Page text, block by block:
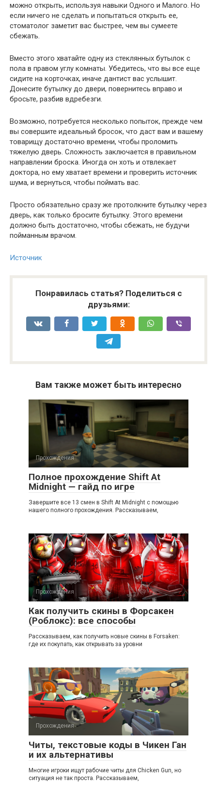
можно открыть, используя навыки Одного и Малого. Но
если ничего не сделать и попытаться открыть ее,
стоматолог заметит вас быстрее, чем вы сумеете
сбежать.
Вместо этого хватайте одну из стеклянных бутылок с
пола в правом углу комнаты. Убедитесь, что вы все еще
сидите на корточках, иначе дантист вас услышит.
Донесите бутылку до двери, повернитесь вправо и
бросьте, разбив вдребезги.
Возможно, потребуется несколько попыток, прежде чем
вы совершите идеальный бросок, что даст вам и вашему
товарищу достаточно времени, чтобы проломить
тяжелую дверь. Сложность заключается в правильном
направлении броска. Иногда он хоть и отвлекает
доктора, но ему хватает времени и проверить источник
шума, и вернуться, чтобы поймать вас.
Просто обязательно сразу же протолкните бутылку через
дверь, как только бросите бутылку. Этого времени
должно быть достаточно, чтобы сбежать, не будучи
пойманным врачом.
Источник
Понравилась статья? Поделиться с
друзьями:
Вам также может быть интересно
Прохождения
Полное прохождение Shift At
Midnight — гайд по игре
Завершите все 13 смен в Shift At Midnight с помощью
нашего полного прохождения. Рассказываем,
Прохождения
Как получить скины в Форсакен
(Роблокс): все способы
Рассказываем, как получить новые скины в Forsaken:
где их покупать, как открывать за уровни
Прохождения
Читы, текстовые коды в Чикен Ган
и их альтернативы
Многие игроки ищут рабочие читы для Chicken Gun, но
ситуация не так проста. Рассказываем,